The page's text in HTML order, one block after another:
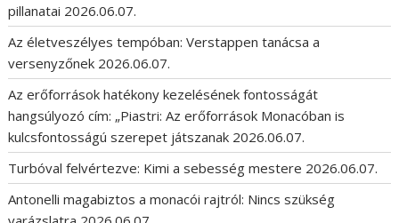
pillanatai 2026.06.07.
Az életveszélyes tempóban: Verstappen tanácsa a
versenyzőnek 2026.06.07.
Az erőforrások hatékony kezelésének fontosságát
hangsúlyozó cím: „Piastri: Az erőforrások Monacóban is
kulcsfontosságú szerepet játszanak 2026.06.07.
Turbóval felvértezve: Kimi a sebesség mestere 2026.06.07.
Antonelli magabiztos a monacói rajtról: Nincs szükség